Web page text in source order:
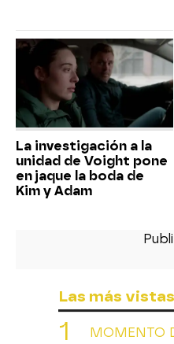
La investigación a la
unidad de Voight pone
en jaque la boda de
Kim y Adam
Las más vistas
MOMENTO